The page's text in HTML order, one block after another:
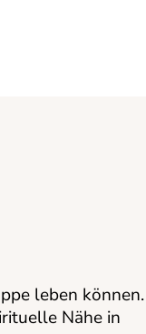
leben können.
Nähe in